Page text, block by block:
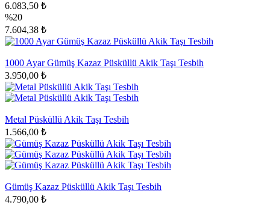
6.083,50 ₺
%20
7.604,38 ₺
1000 Ayar Gümüş Kazaz Püsküllü Akik Taşı Tesbih
3.950,00 ₺
Metal Püsküllü Akik Taşı Tesbih
1.566,00 ₺
Gümüş Kazaz Püsküllü Akik Taşı Tesbih
4.790,00 ₺